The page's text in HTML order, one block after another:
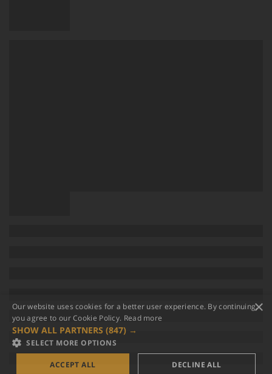
×
Our website uses cookies for a better user experience. By continuing,
you agree to our Cookie Policy. Read more
SHOW ALL PARTNERS (847) →
SELECT MORE OPTIONS
ACCEPT ALL DECLINE ALL